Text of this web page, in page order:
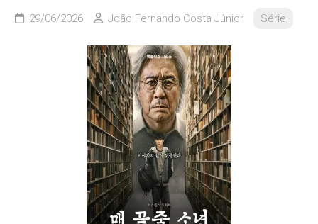
29/06/2026 João Fernando Costa Júnior Série